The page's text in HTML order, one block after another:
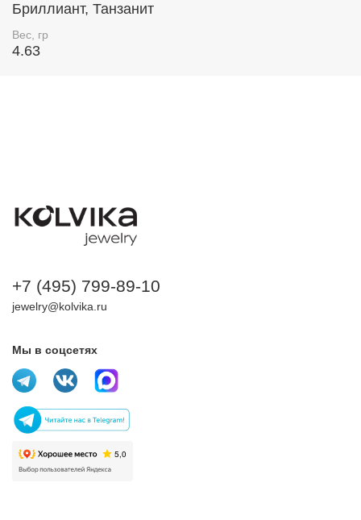
Бриллиант, Танзанит
Вес, гр
4.63
+7 (495) 799-89-10
jewelry@kolvika.ru
Мы в соцсетях